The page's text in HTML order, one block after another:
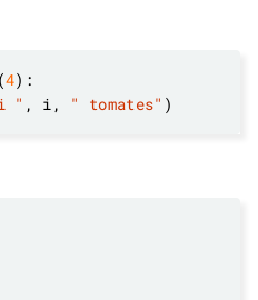
(4
" , i, " tomates"